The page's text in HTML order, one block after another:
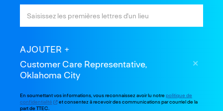
AJOUTER
Customer Care Representative,
Oklahoma City
En soumettant vos informations, vous reconnaissez avoir lu notrepolitique de
confidentialité
et consentez à recevoir des communications par courriel de la
part de TTEC.